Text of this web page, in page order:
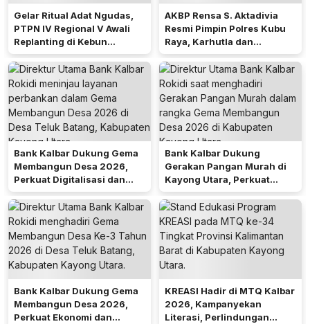
Gelar Ritual Adat Ngudas,
PTPN IV Regional V Awali
Replanting di Kebun
Kembayan
AKBP Rensa S. Aktadivia
Resmi Pimpin Polres Kubu
Raya, Karhutla dan
Pelayanan Publik Jadi
Prioritas
Bank Kalbar Dukung Gema
Membangun Desa 2026,
Perkuat Digitalisasi dan
Ekonomi Desa Teluk Batang
Bank Kalbar Dukung
Gerakan Pangan Murah di
Kayong Utara, Perkuat
Akses Keuangan
Masyarakat
Bank Kalbar Dukung Gema
Membangun Desa 2026,
Perkuat Ekonomi dan
KREASI Hadir di MTQ Kalbar
2026, Kampanyekan
Literasi, Perlindungan